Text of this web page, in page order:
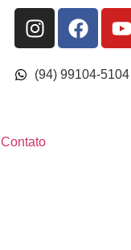
(94) 99104-5104
Contato